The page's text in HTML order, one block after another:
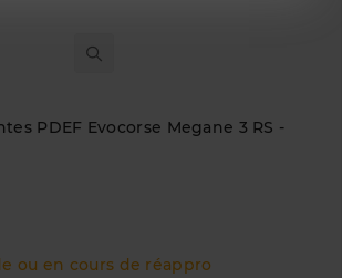
PDEF Evocorse Megane 3 RS -
ou en cours de réappro